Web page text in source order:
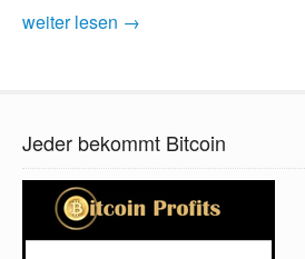
weiter lesen →
Jeder bekommt Bitcoin